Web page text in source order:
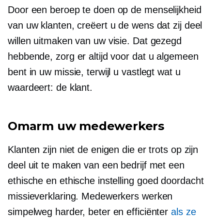
Door een beroep te doen op de menselijkheid
van uw klanten, creëert u de wens dat zij deel
willen uitmaken van uw visie. Dat gezegd
hebbende, zorg er altijd voor dat u algemeen
bent in uw missie, terwijl u vastlegt wat u
waardeert: de klant.
Omarm uw medewerkers
Klanten zijn niet de enigen die er trots op zijn
deel uit te maken van een bedrijf met een
ethische en ethische instelling goed doordacht
missieverklaring. Medewerkers werken
simpelweg harder, beter en efficiënterals ze